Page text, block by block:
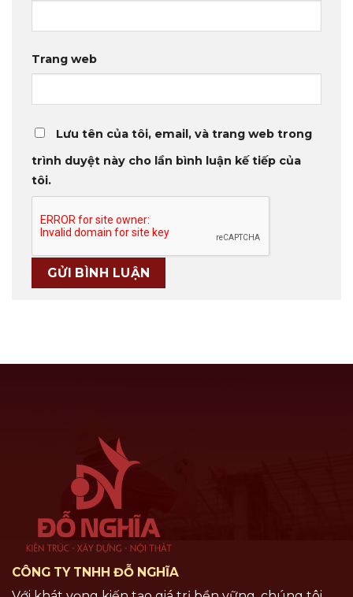
Trang web
Lưu tên của tôi, email, và trang web trong
trình duyệt này cho lần bình luận kế tiếp của
tôi.
CÔNG TY TNHH ĐỖ NGHĨA